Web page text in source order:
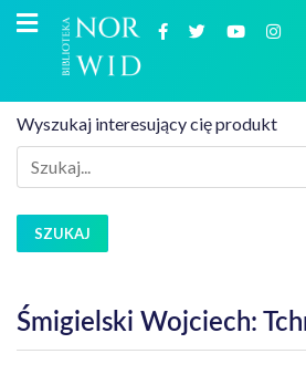
Wyszukaj interesujący cię produkt
SZUKAJ
Śmigielski Wojciech: